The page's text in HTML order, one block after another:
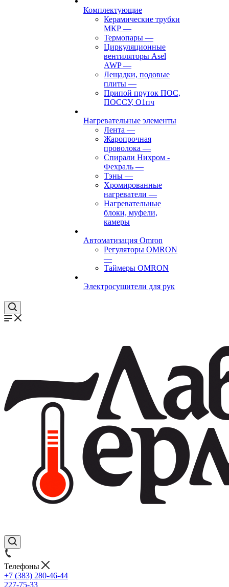
Комплектующие
Керамические трубки
МКР —
Термопары —
Циркуляционные
вентиляторы Asel
AWP—
Лещадки, подовые
плиты —
Припой пруток ПОС,
ПОССУ, О1пч
Нагревательные элементы
Лента —
Жаропрочная
проволока —
Спирали Нихром -
Фехраль —
Тэны —
Хромированные
нагреватели —
Нагревательные
блоки, муфели,
камеры
Автоматизация Omron
Регуляторы OMRON
—
Таймеры OMRON
Электросушители для рук
Телефоны
+7 (383) 280-46-44
227-75-33